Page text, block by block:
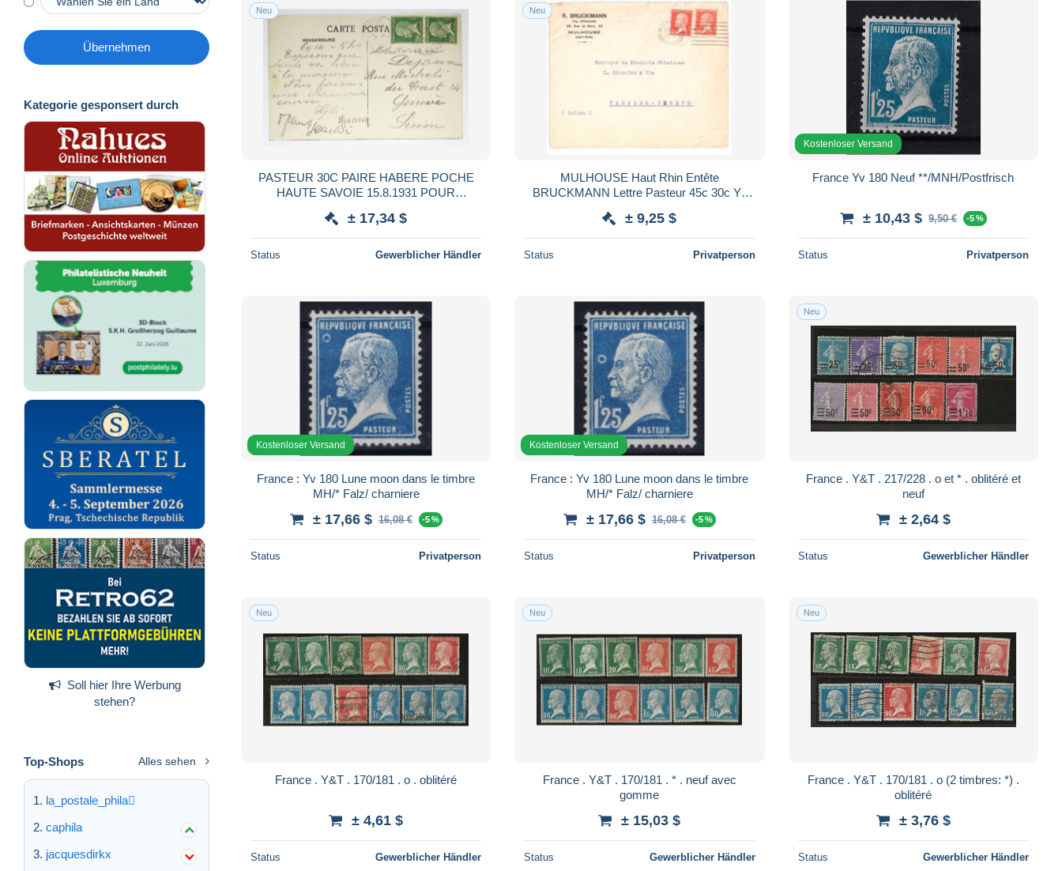
Übernehmen
Kategorie gesponsert durch
Soll hier Ihre Werbung
stehen?
Top-Shops Alles sehen
la_postale_phila
caphila
jacquesdirkx
Neu
PASTEUR 30C PAIRE HABERE POCHE
HAUTE SAVOIE 15.8.1931 POUR
± 17,34 $
Status Gewerblicher Händler
Neu
MULHOUSE Haut Rhin Entête
BRUCKMANN Lettre Pasteur 45c 30c Yv
Suisse Arrivée VERSO
± 9,25 $
Status Privatperson
Kostenloser Versand
France Yv 180 Neuf **/MNH/Postfrisch
± 10,43 $ 9,50 € -5 %
Status Privatperson
Kostenloser Versand
France : Yv 180 Lune moon dans le timbre
MH/* Falz/ charniere
± 17,66 $ 16,08 € -5 %
Status Privatperson
Kostenloser Versand
France : Yv 180 Lune moon dans le timbre
MH/* Falz/ charniere
± 17,66 $ 16,08 € -5 %
Status Privatperson
Neu
France . Y&T . 217/228 . o et * . oblitéré et
neuf
± 2,64 $
Status Gewerblicher Händler
Neu
France . Y&T . 170/181 . o . oblitéré
± 4,61 $
Status Gewerblicher Händler
Neu
France . Y&T . 170/181 . * . neuf avec
gomme
± 15,03 $
Status Gewerblicher Händler
Neu
France . Y&T . 170/181 . o (2 timbres: *) .
oblitéré
± 3,76 $
Status Gewerblicher Händler